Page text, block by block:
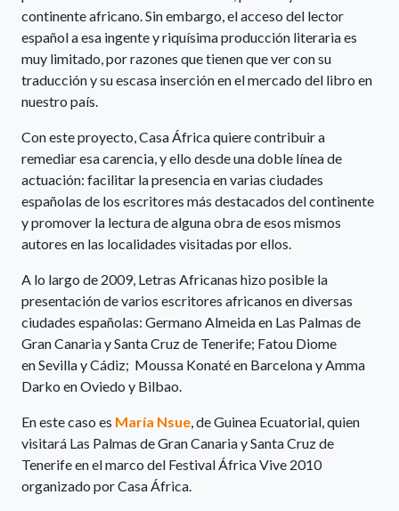
continente africano. Sin embargo, el acceso del lector
español a esa ingente y riquísima producción literaria es
muy limitado, por razones que tienen que ver con su
traducción y su escasa inserción en el mercado del libro en
nuestro país.
Con este proyecto, Casa África quiere contribuir a
remediar esa carencia, y ello desde una doble línea de
actuación: facilitar la presencia en varias ciudades
españolas de los escritores más destacados del continente
y promover la lectura de alguna obra de esos mismos
autores en las localidades visitadas por ellos.
A lo largo de 2009, Letras Africanas hizo posible la
presentación de varios escritores africanos en diversas
ciudades españolas: Germano Almeida en Las Palmas de
Gran Canaria y Santa Cruz de Tenerife; Fatou Diome
en Sevilla y Cádiz; Moussa Konaté en Barcelona y Amma
Darko en Oviedo y Bilbao.
En este caso es María Nsue, de Guinea Ecuatorial, quien
visitará Las Palmas de Gran Canaria y Santa Cruz de
Tenerife en el marco del Festival África Vive 2010
organizado por Casa África.